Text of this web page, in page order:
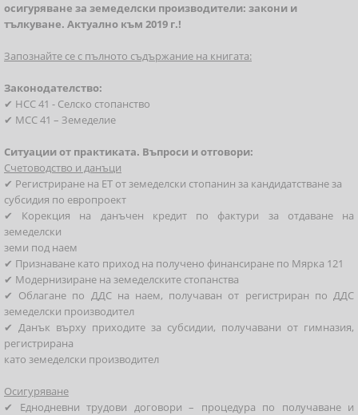
осигуряване за земеделски производители: закони и
тълкуване. Актуално към 2019 г.!
Запознайте се с пълното съдържание на книгата:
Законодателство:
✔ НСС 41 - Селско стопанство
✔ МСС 41 – Земеделие
Ситуации от практиката. Въпроси и отговори:
Счетоводство и данъци
✔ Регистриране на ЕТ от земеделски стопанин за кандидатстване за
субсидия по европроект
✔ Корекция на данъчен кредит по фактури за отдаване на
земеделски
земи под наем
✔ Признаване като приход на получено финансиране по Мярка 121
✔ Модернизиране на земеделските стопанства
✔ Облагане по ДДС на наем, получаван от регистриран по ДДС
земеделски производител
✔ Данък върху приходите за субсидии, получавани от гимназия,
регистрирана
като земеделски производител
Осигуряване
✔ Еднодневни трудови договори – процедура по получаване и